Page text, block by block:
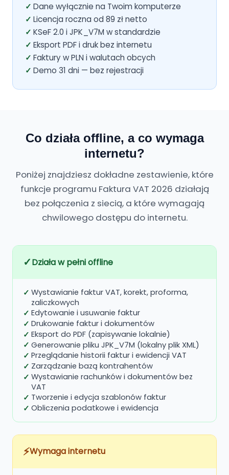
Dane wyłącznie na Twoim komputerze
Licencja roczna od 89 zł netto
KSeF 2.0 i JPK_V7M w standardzie
Eksport PDF i druk bez internetu
Faktury w PLN i walutach obcych
Demo 31 dni — bez rejestracji
Co działa offline, a co wymaga
internetu?
Poniżej znajdziesz dokładne zestawienie, które
funkcje programu Faktura VAT 2026 działają
bez połączenia z siecią, a które wymagają
chwilowego dostępu do internetu.
✓Działa w pełni offline
Wystawianie faktur VAT, korekt, proforma,
zaliczkowych
Edytowanie i usuwanie faktur
Drukowanie faktur i dokumentów
Eksport do PDF (zapisywanie lokalnie)
Generowanie pliku JPK_V7M (lokalny plik XML)
Przeglądanie historii faktur i ewidencji VAT
Zarządzanie bazą kontrahentów
Wystawianie rachunków i dokumentów bez
VAT
Tworzenie i edycja szablonów faktur
Obliczenia podatkowe i ewidencja
⚡Wymaga internetu